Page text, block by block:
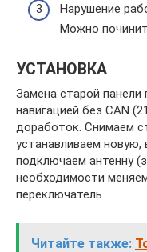
Нарушение
Можно
УСТАНОВКА
Замена старой
навигацией без CAN
доработок. Снимаем
устанавливаем
подключаем антенну
необходимости
переключатель.
Читайте также: